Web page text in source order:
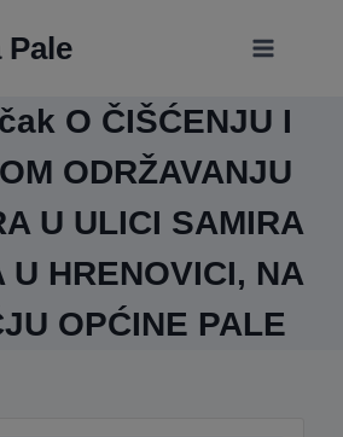
Pale
O ČIŠĆENJU I
ODRŽAVANJU
U ULICI SAMIRA
U HRENOVICI, NA
OPĆINE PALE